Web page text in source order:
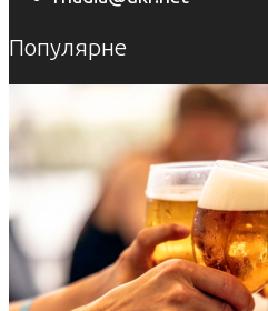
Популярне